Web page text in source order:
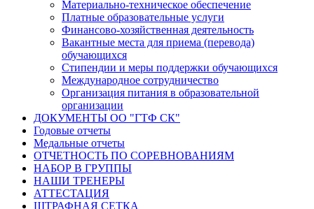
Материально-техническое обеспечение
Платные образовательные услуги
Финансово-хозяйственная деятельность
Вакантные места для приема (перевода)
обучающихся
Стипендии и меры поддержки обучающихся
Международное сотрудничество
Организация питания в образовательной
организации
ДОКУМЕНТЫ ОО "ГТФ СК"
Годовые отчеты
Медальные отчеты
ОТЧЕТНОСТЬ ПО СОРЕВНОВАНИЯМ
НАБОР В ГРУППЫ
НАШИ ТРЕНЕРЫ
АТТЕСТАЦИЯ
ШТРАФНАЯ СЕТКА